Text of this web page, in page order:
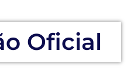
Oficial